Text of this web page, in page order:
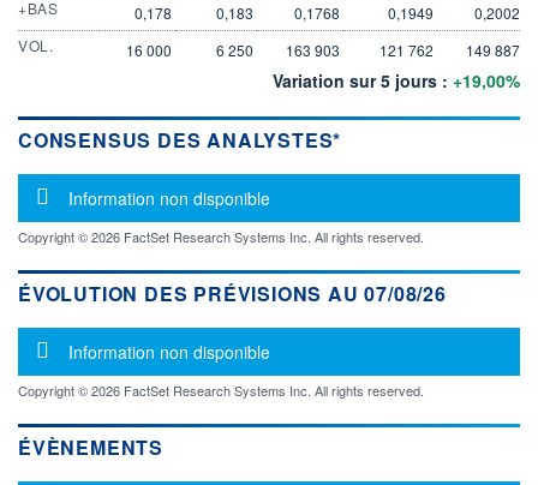
+BAS
0,178 0,183 0,1768 0,1949
0,2002
VOL.
16 000 6 250 163 903 121 762 149 887
Variation sur 5 jours : +19,00%
CONSENSUS DES ANALYSTES*
Message d'information
Information non disponible
Copyright © 2026 FactSet Research Systems Inc. All rights reserved.
ÉVOLUTION DES PRÉVISIONS AU 07/08/26
Message d'information
Information non disponible
Copyright © 2026 FactSet Research Systems Inc. All rights reserved.
ÉVÈNEMENTS